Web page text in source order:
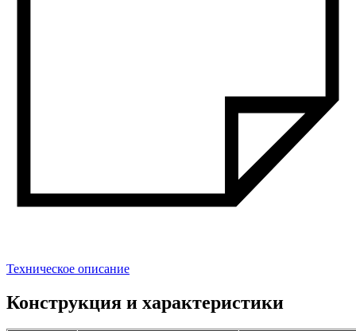
Техническое описание
Конструкция и характеристики